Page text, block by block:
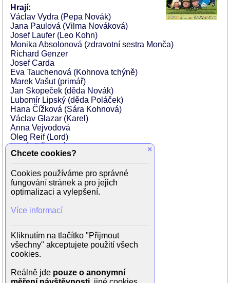
Hrají:
Václav Vydra (Pepa Novák)
Jana Paulová (Vilma Nováková)
Josef Laufer (Leo Kohn)
Monika Absolonová (zdravotní sestra Monča)
Richard Genzer
Josef Carda
Eva Tauchenová (Kohnova tchýně)
Marek Vašut (primář)
Jan Skopeček (děda Novák)
Lubomír Lipský (děda Poláček)
Hana Čížková (Sára Kohnová)
Václav Glazar (Karel)
Anna Vejvodová
Oleg Reif (Lord)
Lumír Olšovský
Jana Andresíková
Marcel Vašinka (Džejms)
Věra Kuchtová (Julie Nováková)
Tomáš Lipský
Vojtěch Giňa
Justin Valeš
Dolly Buster
Martin Maxa
Helena Růžičková
×
Chcete cookies?
Cookies používáme pro správné
fungování stránek a pro jejich
optimalizaci a vylepšení.
Více informací
Kliknutím na tlačítko "Přijmout
všechny" akceptujete použití všech
cookies.
Reálně jde pouze o anonymní